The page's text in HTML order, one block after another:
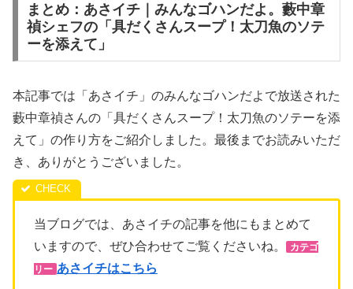
まとめ：あさイチ｜みんなゴハンだよ。藪中章
禎シェフの「具だくさんスープ！太刀魚のソテ
ーを添えて」
本記事では「あさイチ」のみんなゴハンだよで放送された
藪中章禎さんの「具だくさんスープ！太刀魚のソテーを添
えて」の作り方をご紹介しました。最後までお読みいただ
き、ありがとうございました。
当ブログでは、あさイチの記事を他にもまとめて
いますので、ぜひ合わせてご覧くださいね。
カテゴ
リー あさイチはこちら